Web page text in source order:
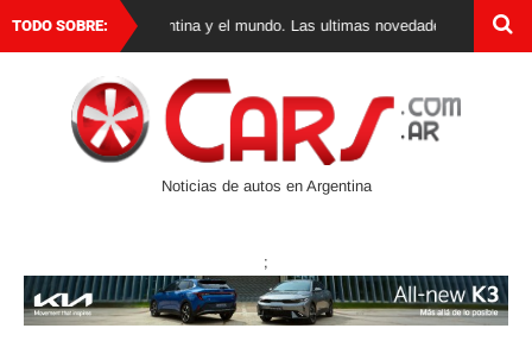
TODO SOBRE:
0 km en Argentina y el mundo. Las ultimas novedades, lanzamientos
Noticias de autos en Argentina
;